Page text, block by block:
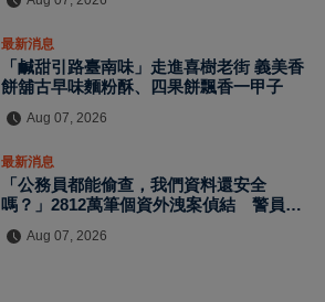
最新消息
「鹹甜引路臺南味」走進喜樹老街 義美香
餅舖古早味麵粉酥、四果餅飄香一甲子
Aug 07, 2026
最新消息
「公務員都能偷查，我們資料還安全
嗎？」2812萬筆個資外洩案偵結 警員查
Aug 07, 2026